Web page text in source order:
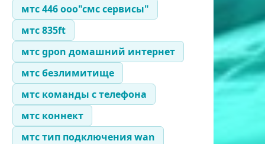
мтс 446 ооо"смс сервисы"
мтс 835ft
мтс gpon домашний интернет
мтс безлимитище
мтс команды с телефона
мтс коннект
мтс тип подключения wan